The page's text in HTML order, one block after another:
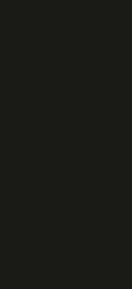
por 4 a 0, na
as semifinais